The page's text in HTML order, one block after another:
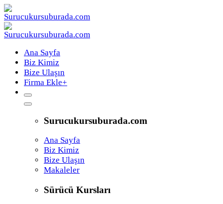
Ana Sayfa
Biz Kimiz
Bize Ulaşın
Firma Ekle+
Surucukursuburada.com
Ana Sayfa
Biz Kimiz
Bize Ulaşın
Makaleler
Sürücü Kursları